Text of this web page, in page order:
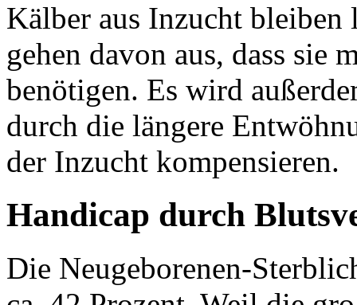
Kälber aus Inzucht
gehen davon aus, dass
benötigen. Es wird
durch die längere
der Inzucht kompensieren.
Handicap durch
Die Neugeborenen-